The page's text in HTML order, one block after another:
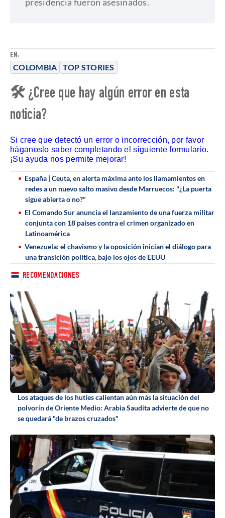
EN:
COLOMBIA TOP STORIES
🛠 ¿Cree que hay algún error en esta
noticia?
Si cree que detectó un error o incorrección, por favor
háganoslo saber completando el siguiente formulario.
¡Su ayuda nos permite mejorar!
España | Ceuta, en alerta máxima ante los llamamientos en
redes a un nuevo salto masivo desde Marruecos: "¿La puerta
sigue abierta o no?"
El Comando Sur anuncia el lanzamiento de una fuerza militar
conjunta con 18 países contra el crimen organizado en
Latinoamérica
Venezuela: el chavismo y la oposición inician el diálogo para
una transición política, bajo los ojos de EEUU
RECOMENDACIONES
Los ataques de los hutíes calientan aún más la situación del
polvorín de Oriente Medio: Arabia Saudita advierte de que no
se quedará "de brazos cruzados"